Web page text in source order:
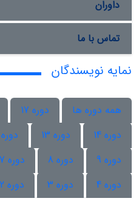
داوران
تماس با ما
نمایه نویسندگان
همه دوره ها دوره 17
دوره 14
دوره 13 دوره 12
دوره 9
دوره 8 دوره 7
دوره 4
دوره 3 دوره 2